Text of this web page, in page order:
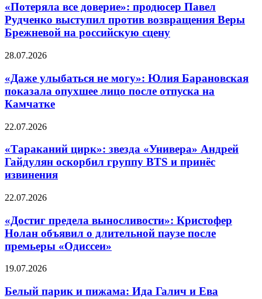
«Потеряла все доверие»: продюсер Павел
Рудченко выступил против возвращения Веры
Брежневой на российскую сцену
28.07.2026
«Даже улыбаться не могу»: Юлия Барановская
показала опухшее лицо после отпуска на
Камчатке
22.07.2026
«Тараканий цирк»: звезда «Универа» Андрей
Гайдулян оскорбил группу BTS и принёс
извинения
22.07.2026
«Достиг предела выносливости»: Кристофер
Нолан объявил о длительной паузе после
премьеры «Одиссеи»
19.07.2026
Белый парик и пижама: Ида Галич и Ева